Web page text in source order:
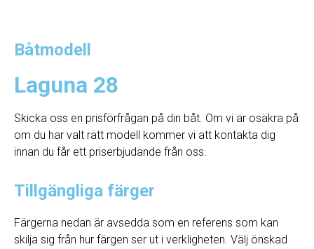
Båtmodell
Laguna 28
Skicka oss en prisförfrågan på din båt. Om vi ​​är osäkra på
om du har valt rätt modell kommer vi att kontakta dig
innan du får ett priserbjudande från oss.
Tillgängliga färger
Färgerna nedan är avsedda som en referens som kan
skilja sig från hur färgen ser ut i verkligheten. Välj önskad